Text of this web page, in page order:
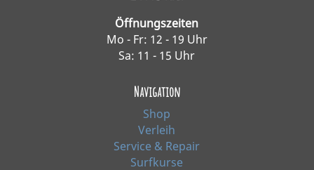
Öffnungszeiten
Mo - Fr: 12 - 19 Uhr
Sa: 11 - 15 Uhr
Navigation
Shop
Verleih
Service & Repair
Surfkurse